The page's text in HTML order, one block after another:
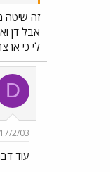
זה שיטה
אבל דן
לי כי
D
17/2/03
עוד